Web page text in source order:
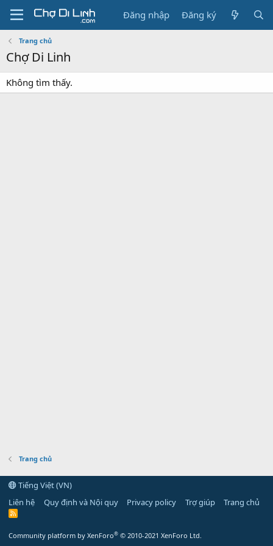
Đăng nhập Đăng ký
Trang chủ
Chợ Di Linh
Không tìm thấy.
Trang chủ
Tiếng Việt (VN)
Liên hệ
Quy định và Nội quy Privacy policy Trợ giúp Trang chủ
R
Community platform by XenForo® © 2010-2021 XenForo Ltd.